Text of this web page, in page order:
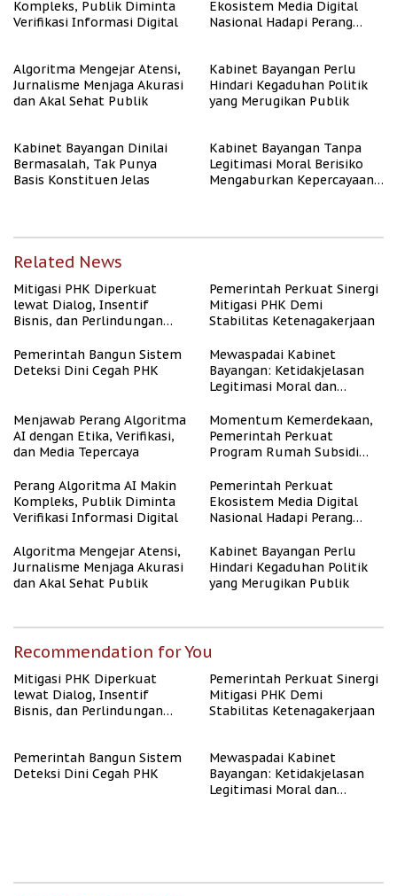
Kompleks, Publik Diminta
Verifikasi Informasi Digital
Ekosistem Media Digital
Nasional Hadapi Perang
Algoritma Mengejar Atensi,
Jurnalisme Menjaga Akurasi
dan Akal Sehat Publik
Kabinet Bayangan Perlu
Hindari Kegaduhan Politik
yang Merugikan Publik
Kabinet Bayangan Dinilai
Bermasalah, Tak Punya
Basis Konstituen Jelas
Kabinet Bayangan Tanpa
Legitimasi Moral Berisiko
Mengaburkan Kepercayaan
Related News
Mitigasi PHK Diperkuat
lewat Dialog, Insentif
Bisnis, dan Perlindungan
Pemerintah Perkuat Sinergi
Mitigasi PHK Demi
Stabilitas Ketenagakerjaan
Pemerintah Bangun Sistem
Deteksi Dini Cegah PHK
Mewaspadai Kabinet
Bayangan: Ketidakjelasan
Legitimasi Moral dan
Menjawab Perang Algoritma
AI dengan Etika, Verifikasi,
dan Media Tepercaya
Momentum Kemerdekaan,
Pemerintah Perkuat
Program Rumah Subsidi
Berpenghasilan Rendah
Perang Algoritma AI Makin
Kompleks, Publik Diminta
Verifikasi Informasi Digital
Pemerintah Perkuat
Ekosistem Media Digital
Nasional Hadapi Perang
Algoritma Mengejar Atensi,
Jurnalisme Menjaga Akurasi
dan Akal Sehat Publik
Kabinet Bayangan Perlu
Hindari Kegaduhan Politik
yang Merugikan Publik
Recommendation for You
Mitigasi PHK Diperkuat
lewat Dialog, Insentif
Bisnis, dan Perlindungan
Pemerintah Perkuat Sinergi
Mitigasi PHK Demi
Stabilitas Ketenagakerjaan
Pemerintah Bangun Sistem
Deteksi Dini Cegah PHK
Mewaspadai Kabinet
Bayangan: Ketidakjelasan
Legitimasi Moral dan